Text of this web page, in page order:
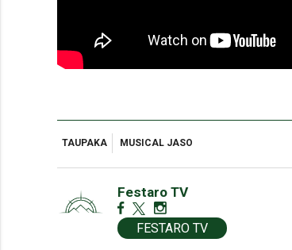
TAUPAKA MUSICAL JASO
Festaro TV
FESTARO TV